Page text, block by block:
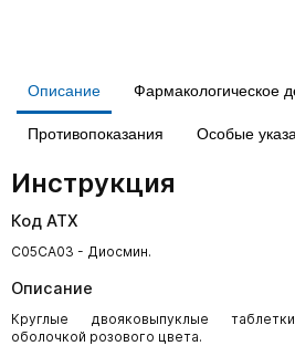
Описание Фармакологическое
Противопоказания Особые
Инструкция
Код АТХ
C05CA03 - Диосмин.
Описание
Круглые двояковыпуклые
оболочкой розового цвета.